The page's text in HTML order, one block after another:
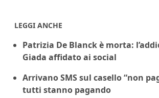
LEGGI ANCHE
Patrizia De Blanck è morta:
Giada affidato ai social
Arrivano SMS sul casello “non
tutti stanno pagando